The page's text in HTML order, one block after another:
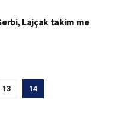
Lajçak takim me
13 14